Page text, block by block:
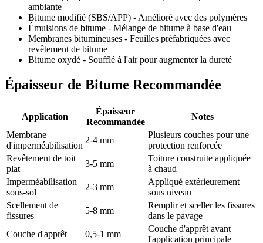
ambiante
Bitume modifié (SBS/APP) - Amélioré avec des polymères
Émulsions de bitume - Mélange de bitume à base d'eau
Membranes bitumineuses - Feuilles préfabriquées avec
revêtement de bitume
Bitume oxydé - Soufflé à l'air pour augmenter la dureté
Épaisseur de Bitume Recommandée
Application
Épaisseur
Recommandée
Notes
Membrane
d'imperméabilisation
2-4 mm
Plusieurs couches pour une
protection renforcée
Revêtement de toit
plat
3-5 mm
Toiture construite appliquée
à chaud
Imperméabilisation
sous-sol
2-3 mm
Appliqué extérieurement
sous niveau
Scellement de
fissures
5-8 mm
Remplir et sceller les fissures
dans le pavage
Couche d'apprêt
0,5-1 mm
Couche d'apprêt avant
l'application principale